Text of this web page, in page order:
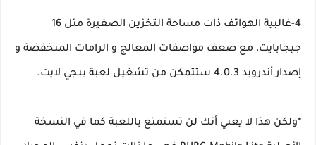
4-غالبية الهواتف ذات مساحة التخزين الصغيرة مثل 16
جيجابايت، مع ضعف مواصفات المعالج و الرامات المنخفضة و
إصدار أندرويد 4.0.3 ستتمكن من تشغيل لعبة ببجي لايت.
*ولكن هذا لا يعني أنك لن تستمتع باللعبة كما في النسخة